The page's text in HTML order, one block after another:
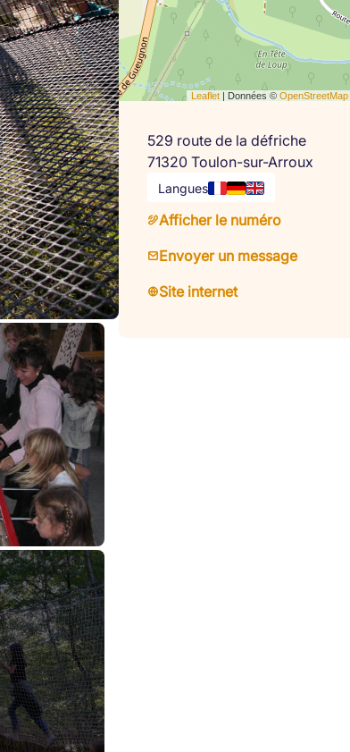
Leaflet | Données © OpenStreetMap
529 route de la défriche
71320 Toulon-sur-Arroux
Langues
Afficher le numéro
Envoyer un message
Site internet